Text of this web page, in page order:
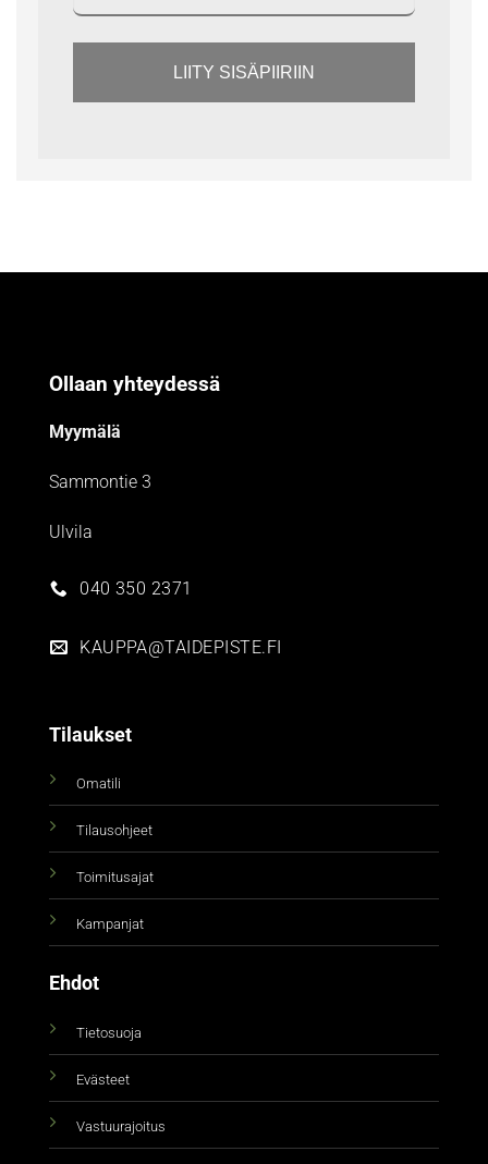
LIITY SISÄPIIRIIN
Ollaan yhteydessä
Myymälä
Sammontie 3
Ulvila
040 350 2371
KAUPPA@TAIDEPISTE.FI
Tilaukset
Omatili
Tilausohjeet
Toimitusajat
Kampanjat
Ehdot
Tietosuoja
Evästeet
Vastuurajoitus